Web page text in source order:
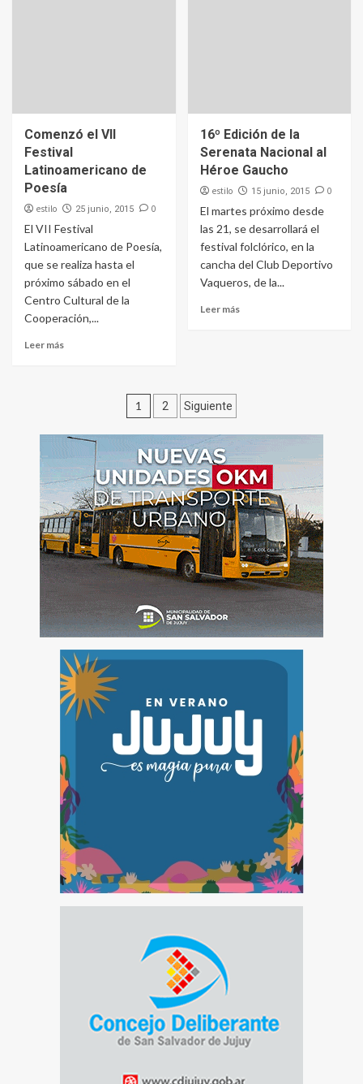
Comenzó el VII
Festival
Latinoamericano de
Poesía
estilo 25 junio, 2015 0
El VII Festival
Latinoamericano de Poesía,
que se realiza hasta el
próximo sábado en el
Centro Cultural de la
Cooperación,...
Leer más
16º Edición de la
Serenata Nacional al
Héroe Gaucho
estilo 15 junio, 2015 0
El martes próximo desde
las 21, se desarrollará el
festival folclórico, en la
cancha del Club Deportivo
Vaqueros, de la...
Leer más
Paginación
de
entradas
1 2 Siguiente